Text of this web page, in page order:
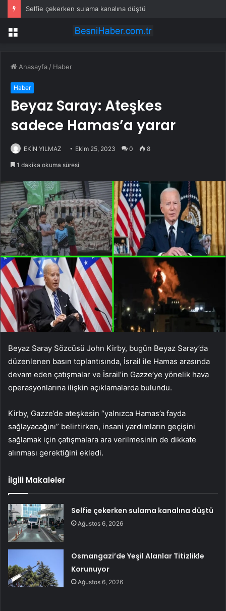
Selfie çekerken sulama kanalına düştü
Menü
Anasayfa / Haber
Haber
Beyaz Saray: Ateşkes
sadece Hamas’a yarar
EKİN YILMAZ Ekim 25, 2023 0 8
1 dakika okuma süresi
Beyaz Saray Sözcüsü John Kirby, bugün Beyaz Saray’da
düzenlenen basın toplantısında, İsrail ile Hamas arasında
devam eden çatışmalar ve İsrail’in Gazze’ye yönelik hava
operasyonlarına ilişkin açıklamalarda bulundu.
Kirby, Gazze’de ateşkesin “yalnızca Hamas’a fayda
sağlayacağını” belirtirken, insani yardımların geçişini
sağlamak için çatışmalara ara verilmesinin de dikkate
alınması gerektiğini ekledi.
İlgili Makaleler
Selfie çekerken sulama kanalına düştü
Ağustos 6, 2026
Osmangazi’de Yeşil Alanlar Titizlikle
Korunuyor
Ağustos 6, 2026